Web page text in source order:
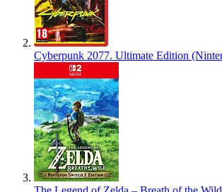
Cyberpunk 2077. Ultimate Edition